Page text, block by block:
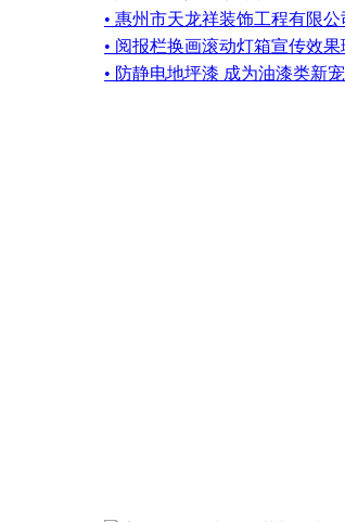
• 惠州市天龙祥装饰工程有限
• 阅报栏换画滚动灯箱宣传效果
• 防静电地坪漆 成为油漆类新宠